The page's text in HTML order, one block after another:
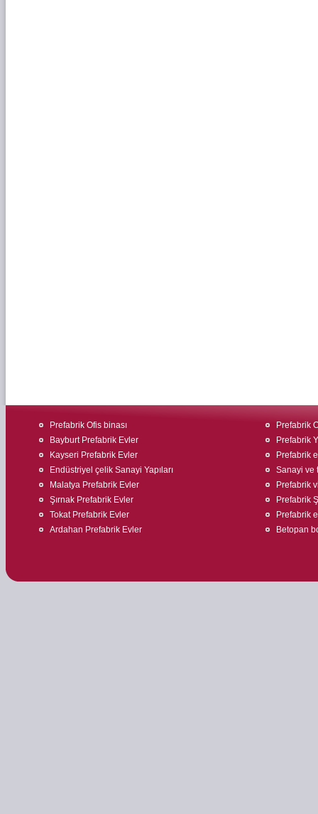
Prefabrik Ofis binası
Bayburt Prefabrik Evler
Kayseri Prefabrik Evler
Endüstriyel çelik Sanayi Yapıları
Malatya Prefabrik Evler
Şırnak Prefabrik Evler
Tokat Prefabrik Evler
Ardahan Prefabrik Evler
Prefabrik
Prefabrik
Prefabrik
Sanayi ve
Prefabrik
Prefabrik
Prefabrik
Betopan